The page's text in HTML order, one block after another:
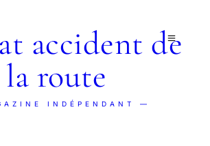
accident de
la route
INDÉPENDANT —